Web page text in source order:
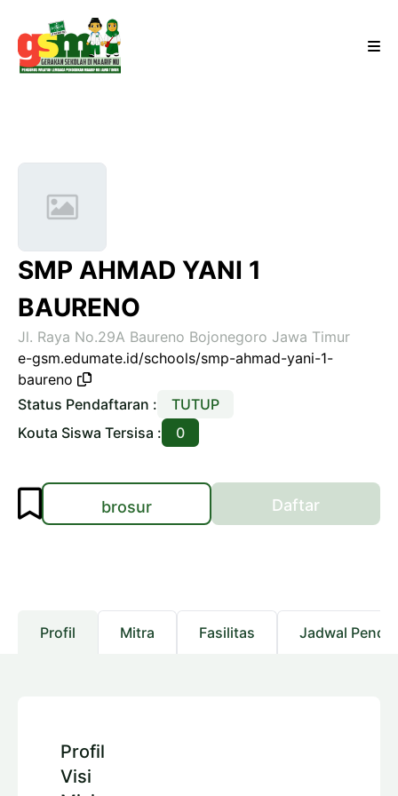
SMP AHMAD YANI 1
BAURENO
Jl. Raya No.29A Baureno Bojonegoro Jawa Timur
e-gsm.edumate.id/schools/smp-ahmad-yani-1-
baureno
Status Pendaftaran :
TUTUP
Kouta Siswa Tersisa :
0
brosur Daftar
Profil Mitra Fasilitas Jadwal
Profil
Visi